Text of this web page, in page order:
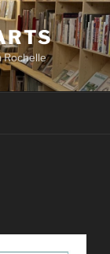
Rochelle